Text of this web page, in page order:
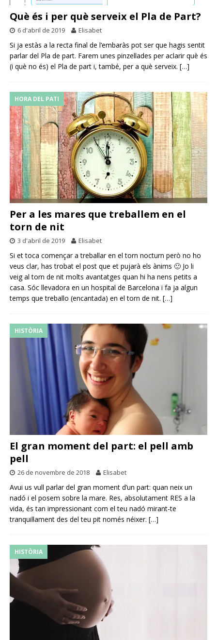
Què és i per què serveix el Pla de Part?
6 d'abril de 2019 Elisabet
Si ja estàs a la recta final de l’embaràs pot ser que hagis sentit
parlar del Pla de part. Farem unes pinzellades per aclarir què és
(i què no és) el Pla de part i, també, per a què serveix. […]
HORA DEL PATI
Per a les mares que treballem en el
torn de nit
3 d'abril de 2019 Elisabet
Si et toca començar a treballar en el torn nocturn però no ho
veus clar, has trobat el post que et pujarà els ànims 🙂 Jo li
veig al torn de nit molts avantatges quan hi ha nens petits a
casa. Sóc llevadora en un hospital de Barcelona i fa ja algun
temps que treballo (encantada) en el torn de nit. […]
HISTÒRIA
El gran moment del part: el pell amb
pell
26 de novembre de 2018 Elisabet
Avui us vull parlar del gran moment d’un part: quan neix un
nadó i el posem sobre la mare. Res, absolutament RES a la
vida, és tan impressionant com el teu nadó mirant-te
tranquil·lament des del teu pit només néixer. […]
HISTÒRIA